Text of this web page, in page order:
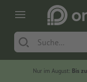
Nur im August: Bis